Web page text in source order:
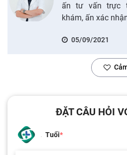
ấn tư vấn trực
khám, ấn xác
05/09/2021
ĐẶT CÂU HỎI
Tuổi